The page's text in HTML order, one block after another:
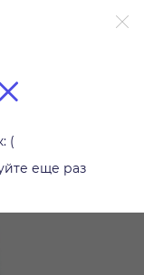
(
еще раз